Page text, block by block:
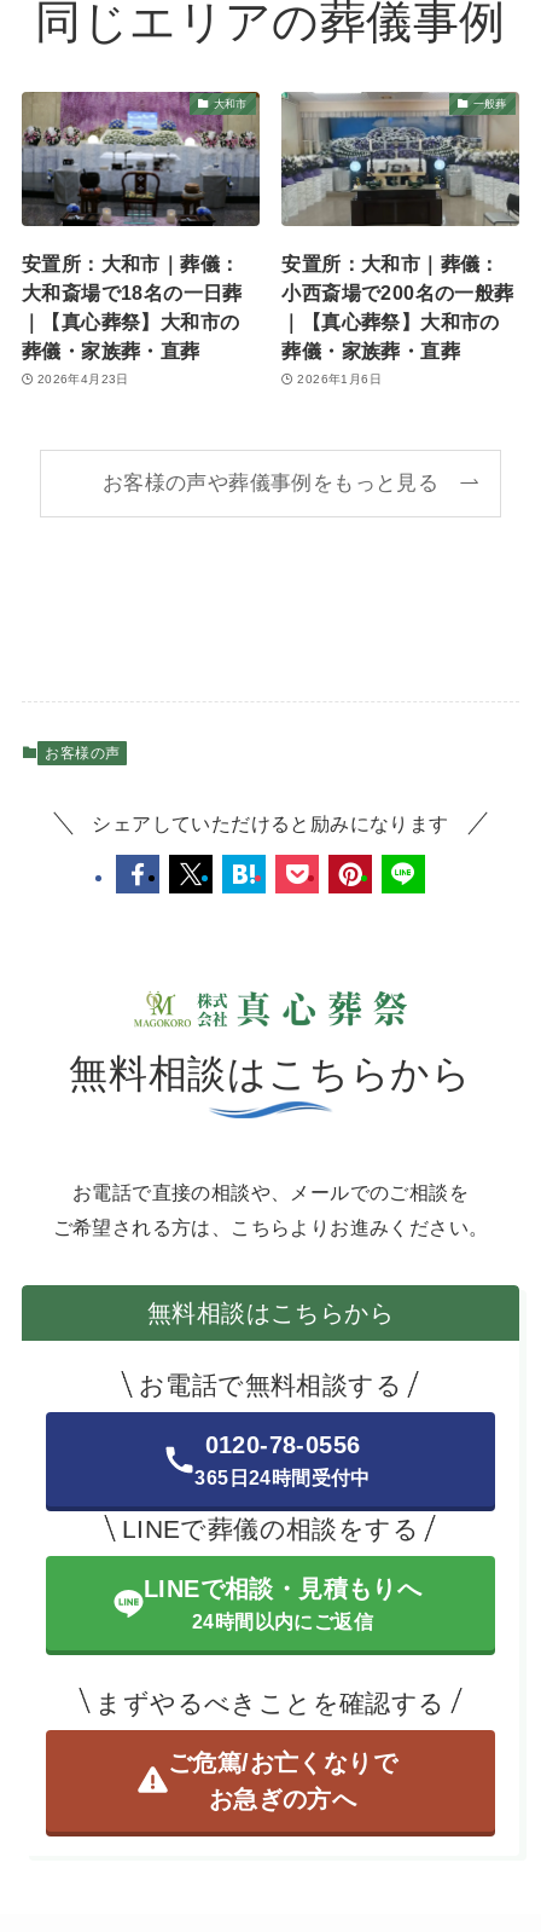
同じエリアの葬儀事例
大和市
安置所：大和市｜葬儀：
大和斎場で18名の一日葬
｜【真心葬祭】大和市の
葬儀・家族葬・直葬
2026年4月23日
一般葬
安置所：大和市｜葬儀：
小西斎場で200名の一般葬
｜【真心葬祭】大和市の
葬儀・家族葬・直葬
2026年1月6日
お客様の声や葬儀事例をもっと見る
お客様の声
シェアしていただけると励みになります
無料相談はこちらから
お電話で直接の相談や、メールでのご相談を
ご希望される方は、こちらよりお進みください。
無料相談はこちらから
お電話で無料相談する
0120-78-0556
365日24時間受付中
LINEで葬儀の相談をする
LINEで相談・見積もりへ
24時間以内にご返信
まずやるべきことを確認する
ご危篤/お亡くなりで
お急ぎの方へ